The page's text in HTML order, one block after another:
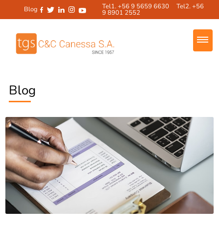
Blog Tel1. +56 9 5659 6630 Tel2. +56
9 8901 2552
Blog